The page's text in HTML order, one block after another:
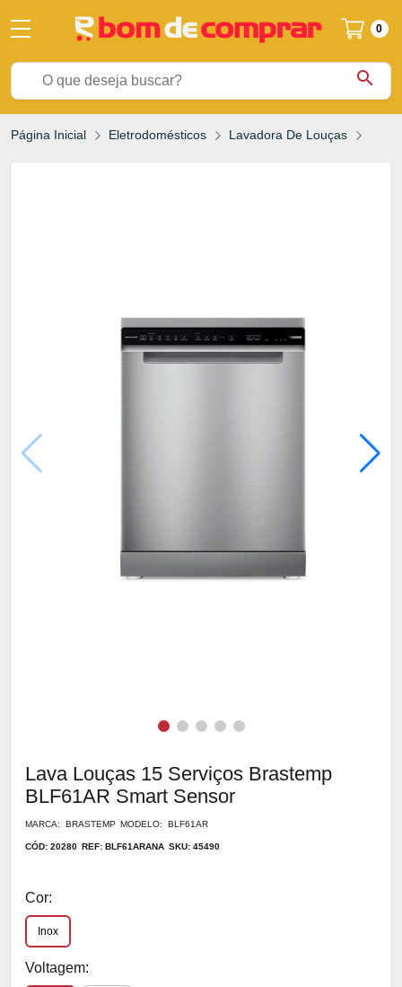
search
0
Página Inicial Eletrodomésticos Lavadora De Louças
Lava Louças 15 Serviços Brastemp
BLF61AR Smart Sensor
MARCA: BRASTEMP MODELO: BLF61AR
CÓD: 20280 REF: BLF61ARANA SKU: 45490
Cor:
Inox
Voltagem: